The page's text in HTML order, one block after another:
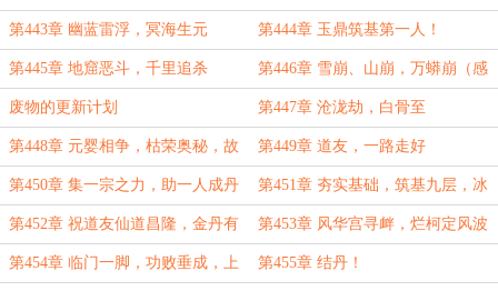
第443章 幽蓝雷浮，冥海生元 第444章 玉鼎筑基第一人！
第445章 地窟恶斗，千里追杀 第446章 雪崩、山崩，万蟒崩（感
谢猫腻盟主打赏二次加更）
废物的更新计划 第447章 沧泷劫，白骨至
第448章 元婴相争，枯荣奥秘，故
地重游，故人再见
第449章 道友，一路走好
第450章 集一宗之力，助一人成丹 第451章 夯实基础，筑基九层，冰
堡战损，楚魁邀约
第452章 祝道友仙道昌隆，金丹有
成！
第453章 风华宫寻衅，烂柯定风波
第454章 临门一脚，功败垂成，上 第455章 结丹！